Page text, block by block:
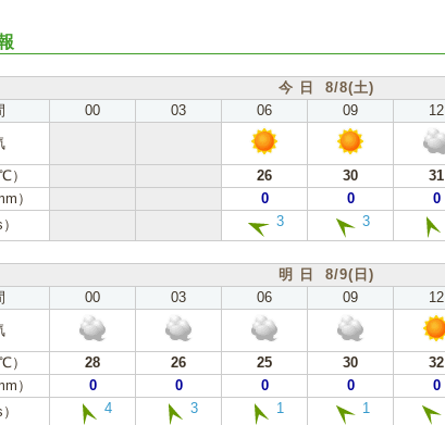
今 日 8/8(土)
00 03 06 09 12
26 30 31
）
0 0 0
3 3
明 日 8/9(日)
00 03 06 09 12
28 26 25 30 32
）
0 0 0 0 0
4 3 1 1